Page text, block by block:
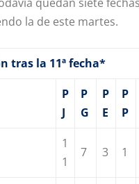
la de este martes.
tras la 11ª fecha*
P
J
P
G
P
E
P
P
1
1
7 3 1